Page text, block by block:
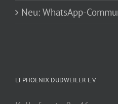
Neu: WhatsApp-
LT PHOENIX DUDWEILER E.V.